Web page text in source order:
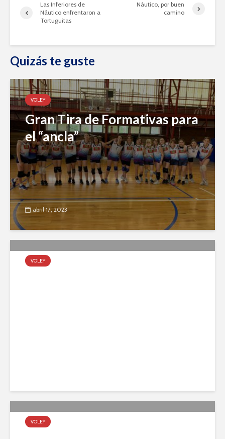
Las Inferiores de
Náutico enfrentaron a
Tortuguitas
Náutico, por buen
camino
Quizás te guste
VOLEY
Gran Tira de Formativas para
el “ancla”
abril 17, 2023
VOLEY
VOLEY